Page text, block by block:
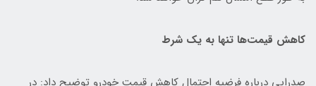
کاهش قیمت‌ها تنها به یک شرط
صدرایی درباره فرضیه احتمال کاهش قیمت خودرو توضیح داد: در